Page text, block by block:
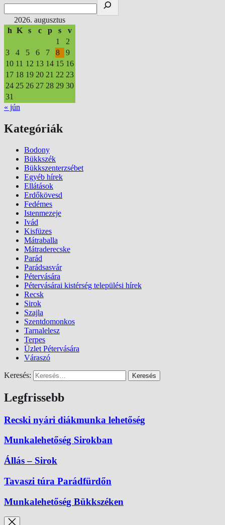
2026. augusztus
h K s c p s
v
1
2
3
4 5 6 7 8
9
10 11 12 13 14 15 16
17 18 19 20 21 22 23
24 25 26 27 28 29 30
31
« jún
Kategóriák
Bodony
Bükkszék
Bükkszenterzsébet
Egyéb hírek
Ellátások
Erdőkövesd
Fedémes
Istenmezeje
Ivád
Kisfüzes
Mátraballa
Mátraderecske
Parád
Parádsasvár
Pétervására
Pétervásárai kistérség települési hírek
Recsk
Sirok
Szajla
Szentdomonkos
Tarnalelesz
Terpes
Üzlet Pétervására
Váraszó
Keresés:
Legfrissebb
Recski nyári diákmunka lehetőség
Munkalehetőség Sirokban
Állás – Sirok
Tavaszi túra Parádfürdőn
Munkalehetőség Bükkszéken